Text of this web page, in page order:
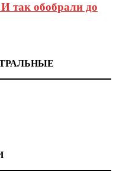
так обобрали до